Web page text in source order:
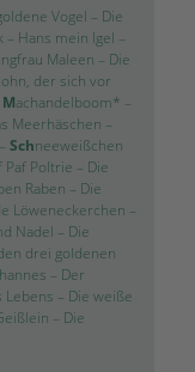
Vogel – Die
– Hans mein Igel –
Maleen – Die
der sich vor
Machandelboom* –
Meerhäschen –
– Schneeweißchen
Paf Poltrie – Die
Raben – Die
Löweneckerchen –
Nadel – Die
drei goldenen
– Der
Lebens – Die weiße
– Die